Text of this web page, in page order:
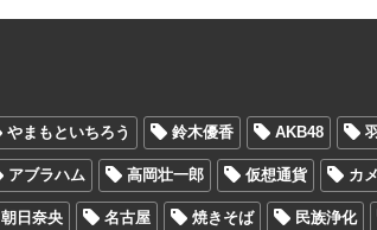
やまもといちろう 鈴木優香 AKB48
アブラハム 高岡壮一郎 仮想通貨 カ
朝日奈央 名古屋 焼きそば 民族浄化